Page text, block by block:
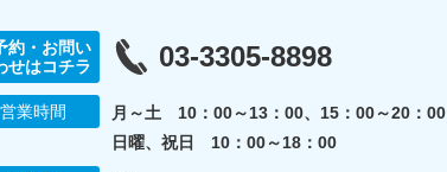
約・お問い
せはコチラ
03-3305-8898
営業時間
月～土 10：00～13：00、15：00～20：00
日曜、祝日 10：00～18：00